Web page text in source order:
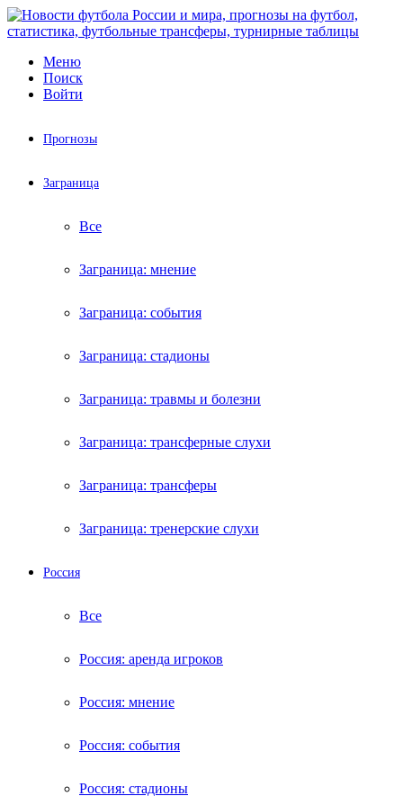
Меню
Поиск
Войти
Прогнозы
Заграница
Все
Заграница: мнение
Заграница: события
Заграница: стадионы
Заграница: травмы и болезни
Заграница: трансферные слухи
Заграница: трансферы
Заграница: тренерские слухи
Россия
Все
Россия: аренда игроков
Россия: мнение
Россия: события
Россия: стадионы